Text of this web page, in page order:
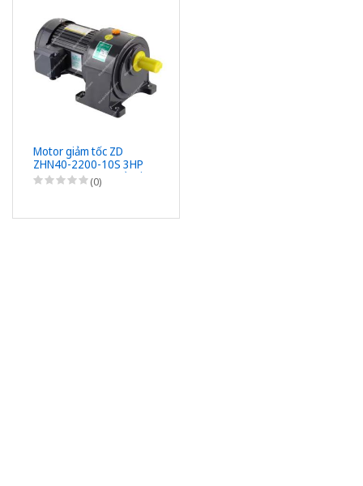
Motor giảm tốc ZD
ZHN40-2200-10S 3HP
(2,2kW) - 1/10 - kiểu lắp
Chân đế 3 Pha
(0)